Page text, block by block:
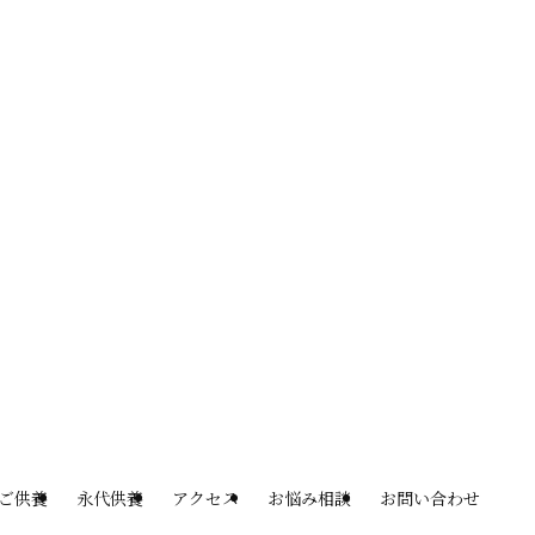
供養 永代供養 アクセス お悩み相談 お問い合わせ